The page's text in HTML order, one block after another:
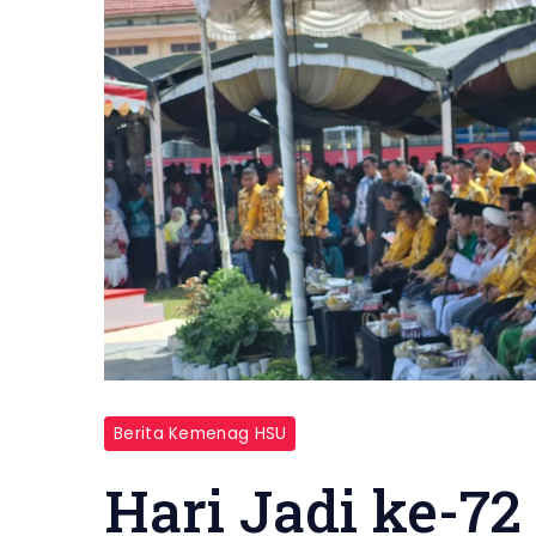
Berita Kemenag HSU
Hari Jadi ke-72